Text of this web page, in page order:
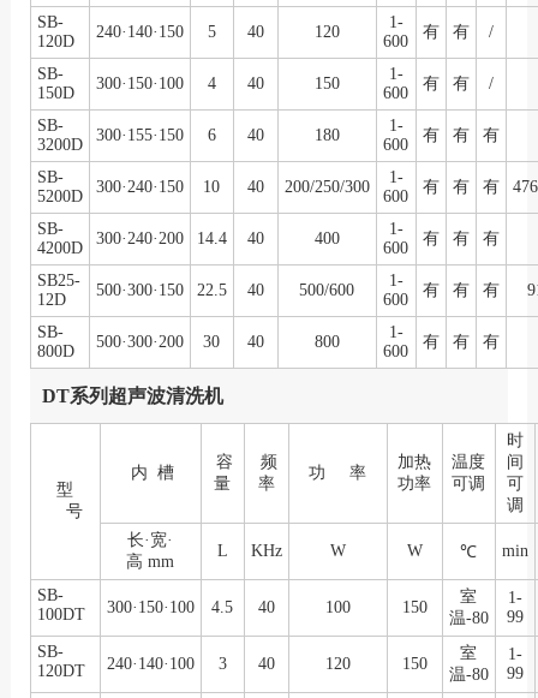
SB-
120D
240·140·150 5 40 120
1-
600
有 有 /
SB-
150D
300·150·100 4 40 150
1-
600
有 有 /
SB-
3200D
300·155·150 6 40 180
1-
600
有 有 有
SB-
5200D
300·240·150 10 40 200/250/300
1-
600
有 有 有
SB-
4200D
300·240·200 14.4 40 400
1-
600
有 有 有
SB25-
12D
500·300·150 22.5 40 500/600
1-
600
有 有 有
SB-
800D
500·300·200 30 40 800
1-
600
有 有 有
DT系列超声波清洗机
型
号
内 槽
容
量
频
率
功 率
加热
功率
温度
可调
时
间
可
调
长·宽·
高 mm
L KHz W W ℃ min
SB-
100DT
300·150·100 4.5 40 100 150
室
温-80
1-
99
SB-
120DT
240·140·100 3 40 120 150
室
温-80
1-
99